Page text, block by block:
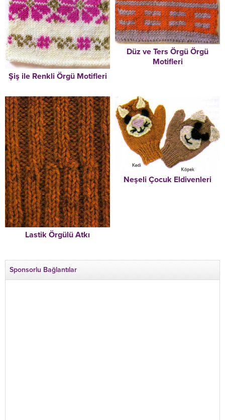
Şiş ile Renkli Örgü Motifleri
Düz ve Ters Örgü Örgü
Motifleri
Lastik Örgülü Atkı
Neşeli Çocuk Eldivenleri
Sponsorlu Bağlantılar